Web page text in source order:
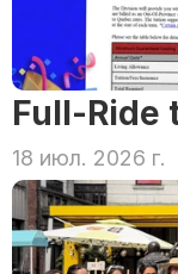
Full-Ride
18 июл. 2026 г.